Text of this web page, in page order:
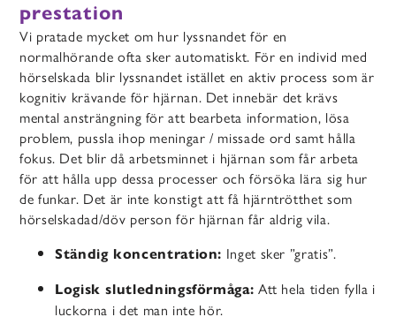
prestation
Vi pratade mycket om hur lyssnandet för en
normalhörande ofta sker automatiskt. För en individ med
hörselskada blir lyssnandet istället en aktiv process som är
kognitiv krävande för hjärnan. Det innebär det krävs
mental ansträngning för att bearbeta information, lösa
problem, pussla ihop meningar / missade ord samt hålla
fokus. Det blir då arbetsminnet i hjärnan som får arbeta
för att hålla upp dessa processer och försöka lära sig hur
de funkar. Det är inte konstigt att få hjärntrötthet som
hörselskadad/döv person för hjärnan får aldrig vila.
Ständig koncentration: Inget sker ”gratis”.
Logisk slutledningsförmåga: Att hela tiden fylla i
luckorna i det man inte hör.